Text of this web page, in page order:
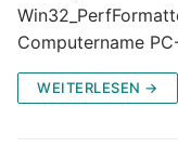
Computername
WEITERLESEN →